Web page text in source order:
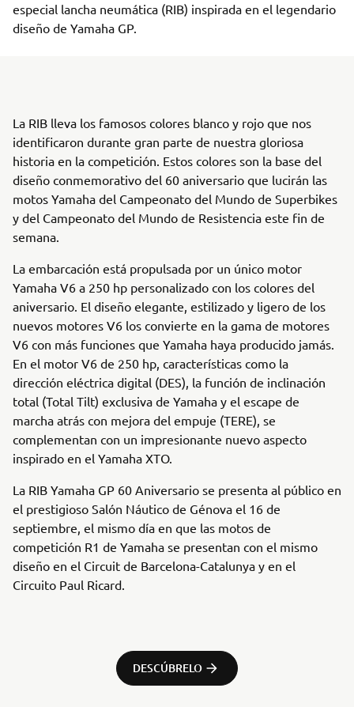
especial lancha neumática (RIB) inspirada en el legendario
diseño de Yamaha GP.
La RIB lleva los famosos colores blanco y rojo que nos
identificaron durante gran parte de nuestra gloriosa
historia en la competición. Estos colores son la base del
diseño conmemorativo del 60 aniversario que lucirán las
motos Yamaha del Campeonato del Mundo de Superbikes
y del Campeonato del Mundo de Resistencia este fin de
semana.
La embarcación está propulsada por un único motor
Yamaha V6 a 250 hp personalizado con los colores del
aniversario. El diseño elegante, estilizado y ligero de los
nuevos motores V6 los convierte en la gama de motores
V6 con más funciones que Yamaha haya producido jamás.
En el motor V6 de 250 hp, características como la
dirección eléctrica digital (DES), la función de inclinación
total (Total Tilt) exclusiva de Yamaha y el escape de
marcha atrás con mejora del empuje (TERE), se
complementan con un impresionante nuevo aspecto
inspirado en el Yamaha XTO.
La RIB Yamaha GP 60 Aniversario se presenta al público en
el prestigioso Salón Náutico de Génova el 16 de
septiembre, el mismo día en que las motos de
competición R1 de Yamaha se presentan con el mismo
diseño en el Circuit de Barcelona-Catalunya y en el
Circuito Paul Ricard.
DESCÚBRELO